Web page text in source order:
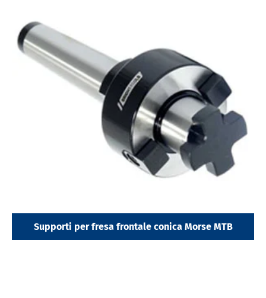
Supporti per fresa frontale conica Morse MTB